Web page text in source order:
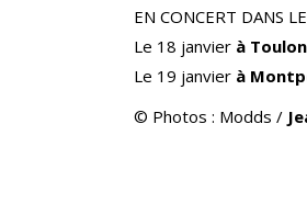
EN CONCERT DANS
Le 18 janvier à Toulon
Le 19 janvier à
© Photos : Modds /